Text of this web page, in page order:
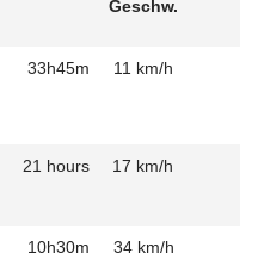
Geschw.
33h45m 11 km/h
21 hours 17 km/h
10h30m 34 km/h